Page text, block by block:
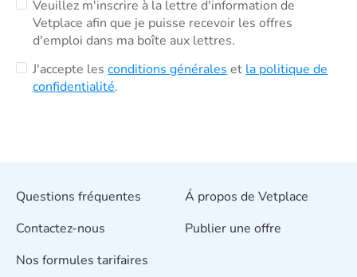
Veuillez m'inscrire à la lettre d'information de
Vetplace afin que je puisse recevoir les offres
d'emploi dans ma boîte aux lettres.
J'accepte lesconditions générales et la politique de
confidentialité.
Questions fréquentes
Contactez-nous
Nos formules tarifaires
Á propos de Vetplace
Publier une offre